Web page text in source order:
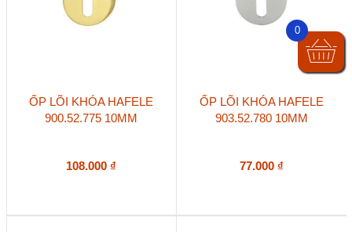
ỐP LÕI KHÓA HAFELE
900.52.775 10MM
108.000 ₫
ỐP LÕI KHÓA HAFELE
903.52.780 10MM
77.000 ₫
0